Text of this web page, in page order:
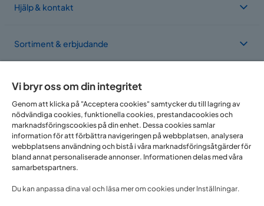
Hjälp & kontakt
Sortiment & erbjudande
Om Trademax
Vi finns i flera länder
Vi bryr oss om din integritet
Genom att klicka på "Acceptera cookies" samtycker du till lagring av
nödvändiga cookies, funktionella cookies, prestandacookies och
marknadsföringscookies på din enhet. Dessa cookies samlar
information för att förbättra navigeringen på webbplatsen, analysera
webbplatsens användning och bistå i våra marknadsföringsåtgärder för
bland annat personaliserade annonser. Informationen delas med våra
samarbetspartners.
Du kan anpassa dina val och läsa mer om cookies under Inställningar.